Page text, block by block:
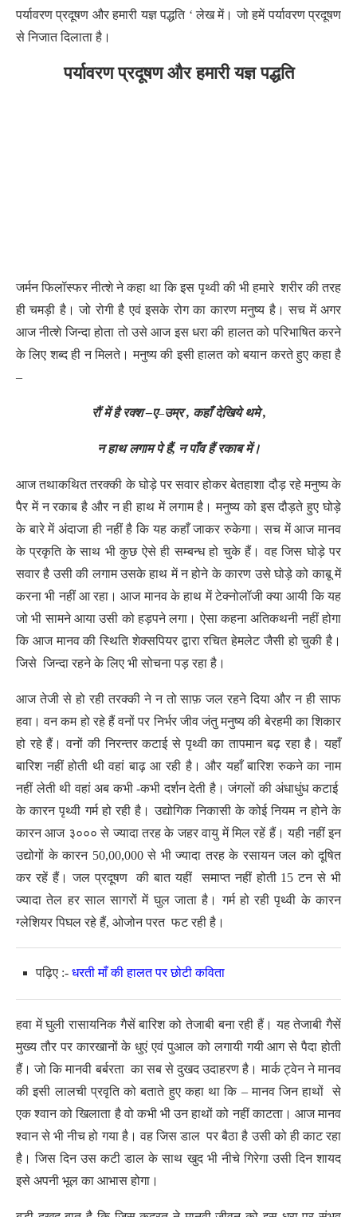
पर्यावरण प्रदूषण और हमारी यज्ञ पद्धति ‘ लेख में। जो हमें पर्यावरण प्रदूषण
से निजात दिलाता है।
पर्यावरण प्रदूषण और हमारी यज्ञ पद्धति
जर्मन फिलॉस्फर नीत्शे ने कहा था कि इस पृथ्वी की भी हमारे शरीर की तरह
ही चमड़ी है। जो रोगी है एवं इसके रोग का कारण मनुष्य है। सच में अगर
आज नीत्शे जिन्दा होता तो उसे आज इस धरा की हालत को परिभाषित करने
के लिए शब्द ही न मिलते। मनुष्य की इसी हालत को बयान करते हुए कहा है
–
रौं में है रक्श–ए–उम्र, कहाँ देखिये थमे,
न हाथ लगाम पे हैं, न पाँव हैं रकाब में।
आज तथाकथित तरक्की के घोड़े पर सवार होकर बेतहाशा दौड़ रहे मनुष्य के
पैर में न रकाब है और न ही हाथ में लगाम है। मनुष्य को इस दौड़ते हुए घोड़े
के बारे में अंदाजा ही नहीं है कि यह कहाँ जाकर रुकेगा। सच में आज मानव
के प्रकृति के साथ भी कुछ ऐसे ही सम्बन्ध हो चुके हैं। वह जिस घोड़े पर
सवार है उसी की लगाम उसके हाथ में न होने के कारण उसे घोड़े को काबू में
करना भी नहीं आ रहा। आज मानव के हाथ में टेक्नोलॉजी क्या आयी कि यह
जो भी सामने आया उसी को हड़पने लगा। ऐसा कहना अतिकथनी नहीं होगा
कि आज मानव की स्थिति शेक्सपियर द्वारा रचित हेमलेट जैसी हो चुकी है।
जिसे जिन्दा रहने के लिए भी सोचना पड़ रहा है।
आज तेजी से हो रही तरक्की ने न तो साफ़ जल रहने दिया और न ही साफ
हवा। वन कम हो रहे हैं वनों पर निर्भर जीव जंतु मनुष्य की बेरहमी का शिकार
हो रहे हैं। वनों की निरन्तर कटाई से पृथ्वी का तापमान बढ़ रहा है। यहाँ
बारिश नहीं होती थी वहां बाढ़ आ रही है। और यहाँ बारिश रुकने का नाम
नहीं लेती थी वहां अब कभी -कभी दर्शन देती है। जंगलों की अंधाधुंध कटाई
के कारन पृथ्वी गर्म हो रही है। उद्योगिक निकासी के कोई नियम न होने के
कारन आज ३००० से ज्यादा तरह के जहर वायु में मिल रहें हैं। यही नहीं इन
उद्योगों के कारन 50,00,000 से भी ज्यादा तरह के रसायन जल को दूषित
कर रहें हैं। जल प्रदूषण की बात यहीं समाप्त नहीं होती 15 टन से भी
ज्यादा तेल हर साल सागरों में घुल जाता है। गर्म हो रही पृथ्वी के कारन
ग्लेशियर पिघल रहे हैं, ओजोन परत फट रही है।
पढ़िए :- धरती माँ की हालत पर छोटी कविता
हवा में घुली रासायनिक गैसें बारिश को तेजाबी बना रही हैं। यह तेजाबी गैसें
मुख्य तौर पर कारखानों के धुएं एवं पुआल को लगायी गयी आग से पैदा होती
हैं। जो कि मानवी बर्बरता का सब से दुखद उदाहरण है। मार्क ट्वेन ने मानव
की इसी लालची प्रवृति को बताते हुए कहा था कि – मानव जिन हाथों से
एक श्वान को खिलाता है वो कभी भी उन हाथों को नहीं काटता। आज मानव
श्वान से भी नीच हो गया है। वह जिस डाल पर बैठा है उसी को ही काट रहा
है। जिस दिन उस कटी डाल के साथ खुद भी नीचे गिरेगा उसी दिन शायद
इसे अपनी भूल का आभास होगा।